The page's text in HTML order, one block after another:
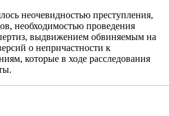
неочевидностью преступления,
необходимостью проведения
выдвижением обвиняемым на
о непричастности к
которые в ходе расследования